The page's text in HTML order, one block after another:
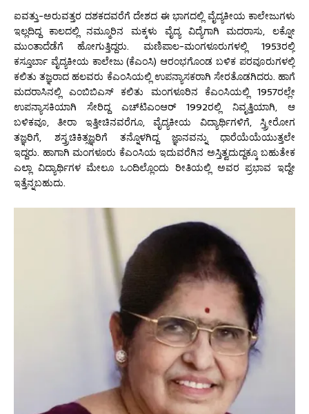
ಐವತ್ತು-ಅರುವತ್ತರ ದಶಕದವರೆಗೆ ದೇಶದ ಈ ಭಾಗದಲ್ಲಿ ವೈದ್ಯಕೀಯ ಕಾಲೇಜುಗಳು
ಇಲ್ಲದಿದ್ದ ಕಾಲದಲ್ಲಿ ನಮ್ಮೂರಿನ ಮಕ್ಕಳು ವೈದ್ಯ ವಿದ್ಯೆಗಾಗಿ ಮದರಾಸು, ಲಕ್ನೋ
ಮುಂತಾದೆಡೆಗೆ ಹೋಗುತ್ತಿದ್ದರು. ಮಣಿಪಾಲ-ಮಂಗಳೂರುಗಳಲ್ಲಿ 1953ರಲ್ಲಿ
ಕಸ್ತೂರ್ಬಾ ವೈದ್ಯಕೀಯ ಕಾಲೇಜು (ಕೆಎಂಸಿ) ಆರಂಭಗೊಂಡ ಬಳಿಕ ಪರವೂರುಗಳಲ್ಲಿ
ಕಲಿತು ತಜ್ಞರಾದ ಹಲವರು ಕೆಎಂಸಿಯಲ್ಲಿ ಉಪನ್ಯಾಸಕರಾಗಿ ಸೇರತೊಡಗಿದರು. ಹಾಗೆ
ಮದರಾಸಿನಲ್ಲಿ ಎಂಬಿಬಿಎಸ್ ಕಲಿತು ಮಂಗಳೂರಿನ ಕೆಎಂಸಿಯಲ್ಲಿ 1957ರಲ್ಲೇ
ಉಪನ್ಯಾಸಕಿಯಾಗಿ ಸೇರಿದ್ದ ಎಚ್‌ಟಿಎಂಆರ್ 1992ರಲ್ಲಿ ನಿವೃತ್ತಿಯಾಗಿ, ಆ
ಬಳಿಕವೂ, ತೀರಾ ಇತ್ತೀಚಿನವರೆಗೂ, ವೈದ್ಯಕೀಯ ವಿದ್ಯಾರ್ಥಿಗಳಿಗೆ, ಸ್ತ್ರೀರೋಗ
ತಜ್ಞರಿಗೆ, ಶಸ್ತ್ರಚಿಕಿತ್ಸಜ್ಞರಿಗೆ ತನ್ನೊಳಗಿದ್ದ ಜ್ಞಾನವನ್ನು ಧಾರೆಯೆಯೆಯುತ್ತಲೇ
ಇದ್ದರು. ಹಾಗಾಗಿ ಮಂಗಳೂರು ಕೆಎಂಸಿಯ ಇದುವರೆಗಿನ ಅಸ್ತಿತ್ವದುದ್ದಕ್ಕೂ ಬಹುತೇಕ
ಎಲ್ಲಾ ವಿದ್ಯಾರ್ಥಿಗಳ ಮೇಲೂ ಒಂದಿಲ್ಲೊಂದು ರೀತಿಯಲ್ಲಿ ಅವರ ಪ್ರಭಾವ ಇದ್ದೇ
ಇತ್ತೆನ್ನಬಹುದು.